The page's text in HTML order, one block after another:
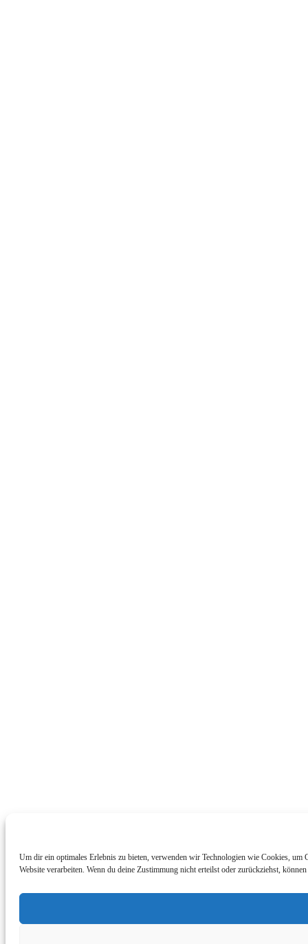
Um dir ein optimales Erlebnis zu bieten, verwenden wir Technologien wie Cookies,
Website verarbeiten. Wenn du deine Zustimmung nicht erteilst oder zurückziehst,